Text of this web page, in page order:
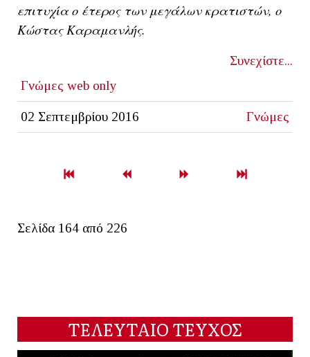
επιτυχία ο έτερος των μεγάλων κρατιστών, ο
Κώστας Καραμανλής.
Συνεχίστε...
Γνώμες web only
02 Σεπτεμβρίου 2016 Γνώμες
Σελίδα 164 από 226
ΤΕΛΕΥΤΑΙΟ ΤΕΥΧΟΣ